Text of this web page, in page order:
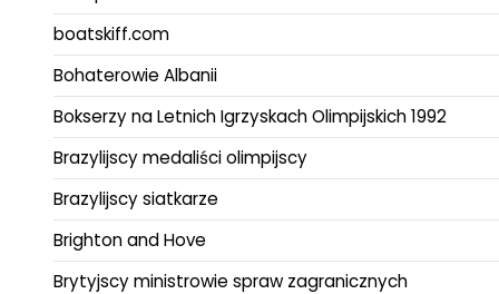
boatskiff.com
Bohaterowie Albanii
Bokserzy na Letnich Igrzyskach Olimpijskich 1992
Brazylijscy medaliści olimpijscy
Brazylijscy siatkarze
Brighton and Hove
Brytyjscy ministrowie spraw zagranicznych